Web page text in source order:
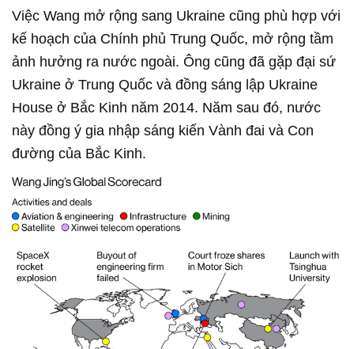
Việc Wang mở rộng sang Ukraine cũng phù hợp với
kế hoạch của Chính phủ Trung Quốc, mở rộng tầm
ảnh hưởng ra nước ngoài. Ông cũng đã gặp đại sứ
Ukraine ở Trung Quốc và đồng sáng lập Ukraine
House ở Bắc Kinh năm 2014. Năm sau đó, nước
này đồng ý gia nhập sáng kiến Vành đai và Con
đường của Bắc Kinh.